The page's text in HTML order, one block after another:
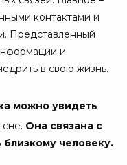
контактами и
Представленный
и
в свою жизнь.
можно увидеть
Она связана с
человеку.